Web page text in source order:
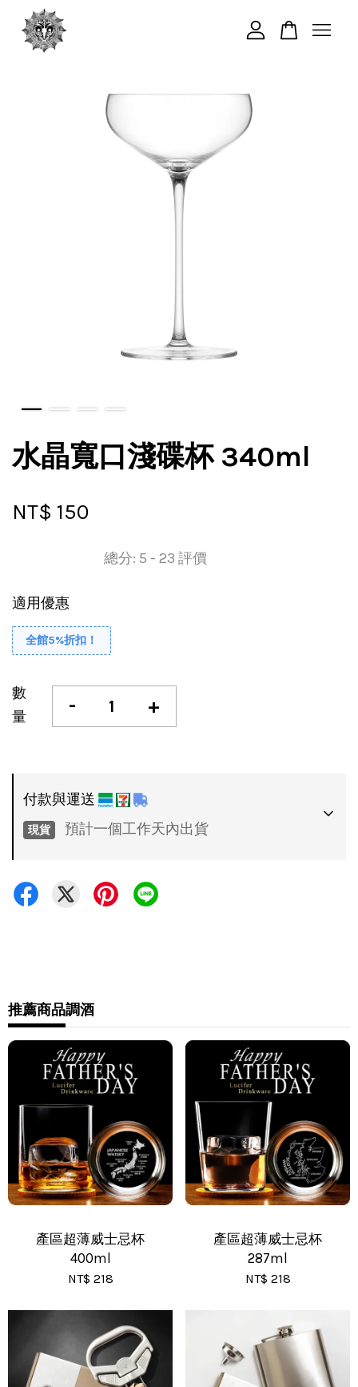
水晶寬口淺碟杯 340ml
NT$ 150
總分: 5 - 23 評價
適用優惠
全館5%折扣！
數
量
- +
付款與運送
現貨 預計一個工作天內出貨
•超商 / 宅配貨到付款
•7-11 - 運費 60 元，NT 600 享免運
•全家 - 運費 60 元，NT 600 享免運
新竹物流 - 運費 80 元
黑貓(包裹90cm以下) - 運費 170 元
• 黑貓(包裹91~120cm) - 運費 210 元
•黑貓(包裹121~150cm以下) - 運費 250 元
推薦商品調酒
產區超薄威士忌杯
400ml
NT$ 218
產區超薄威士忌杯
287ml
NT$ 218